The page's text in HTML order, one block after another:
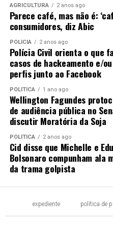
O pesquisador do Ipea
havia uma tendência de
relações de trabalho
aplicativos de celular. Há
por exemplo, em
plataformas tecnológicas,
construção e de alojamento
“A
tendência que
observada,
menor
os anos 90.
do trabalho
AGRICULTURA 2 anos ago
Parece café, mas não é:
consumidores, diz Abic
POLÍCIA 2 anos ago
Polícia Civil orienta o que
casos de hackeamento e/
perfis junto ao Facebook
POLÍTICA 1 ano ago
Wellington Fagundes
de audiência pública no
discutir Moratória da Soja
POLÍTICA 2 anos ago
Cid disse que Michelle e
Bolsonaro compunham ala
da trama golpista
expediente política de